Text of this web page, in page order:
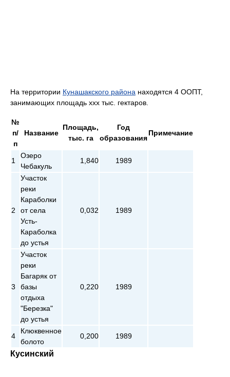
На территории Кунашакского района находятся 4 ООПТ,
занимающих площадь ххх тыс. гектаров.
№
п/
п
Название
Площадь,
тыс. га
Год
образования
Примечание
1
Озеро
Чебакуль
1,840 1989
2
Участок
реки
Караболки
от села
Усть-
Караболка
до устья
0,032 1989
3
Участок
реки
Багаряк от
базы
отдыха
"Березка"
до устья
0,220 1989
4
Клюквенное
болото
0,200 1989
Кусинский